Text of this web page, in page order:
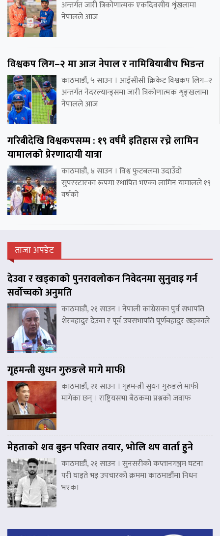
अन्तर्गत जारी त्रिकोणात्मक एकदिवसीय शृंखलामा
नेपालले आज
विश्वकप लिग–२ मा आज नेपाल र नामिबियाबीच भिडन्त
काठमाडौं, ५ साउन । आईसीसी क्रिकेट विश्वकप लिग–२
अन्तर्गत नेदरल्यान्ड्समा जारी त्रिकोणात्मक शृङ्खलामा
नेपालले आज
गरिबीदेखि विश्वकपसम्म : १९ वर्षमै इतिहास रच्ने लामिन
यामालको प्रेरणादायी यात्रा
काठमाडौं, ४ साउन । विश्व फुटबलमा उदाउँदो
सुपरस्टारका रूपमा स्थापित भएका लामिन यामालले १९
वर्षको
ताजा अपडेट
देउवा र खड्काको पुनरावलोकन निवेदनमा सुनुवाइ गर्न
सर्वोच्चको अनुमति
काठमाडौं, २१ साउन । नेपाली कांग्रेसका पुर्व सभापति
शेरबहादुर देउवा र पूर्व उपसभापति पूर्णबहादुर खड्काले
गृहमन्त्री सुधन गुरुङले मागे माफी
काठमाडौं, २१ साउन । गृहमन्त्री सुधन गुरुङले माफी
मागेका छन् । राष्ट्रियसभा बैठकमा प्रश्नको जवाफ
मेहताको शव बुझ्न परिवार तयार, भोलि थप वार्ता हुने
काठमाडौं, २१ साउन । सुनसरीको कप्तानगञ्जम घटना
परी घाइते भइ उपचारको क्रममा काठमाडौंमा निधन
भएका